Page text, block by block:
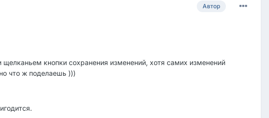
Автор
кнопки сохранения изменений, хотя самих изменений
что ж поделаешь )))